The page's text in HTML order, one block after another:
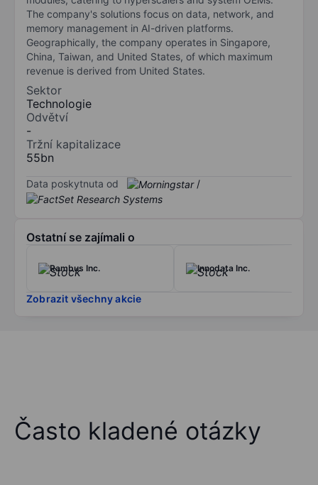
The company's solutions focus on data, network, and
memory management in AI-driven platforms.
Geographically, the company operates in Singapore,
China, Taiwan, and United States, of which maximum
revenue is derived from United States.
Sektor
Technologie
Odvětví
-
Tržní kapitalizace
55bn
Data poskytnuta od /
Ostatní se zajímali o
Rambus Inc. Innodata Inc.
Zobrazit všechny akcie
Často kladené otázky